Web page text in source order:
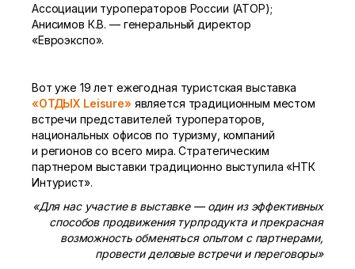
Ассоциации туроператоров России (АТОР);
Анисимов К.В. — генеральный директор
«Евроэкспо».
Вот уже 19 лет ежегодная туристская выставка
«ОТДЫХ Leisure» является традиционным местом
встречи представителей туроператоров,
национальных офисов по туризму, компаний
и регионов со всего мира. Стратегическим
партнером выставки традиционно выступила «НТК
Интурист».
«Для нас участие в выставке — один из эффективных
способов продвижения турпродукта и прекрасная
возможность обменяться опытом с партнерами,
провести деловые встречи и переговоры»